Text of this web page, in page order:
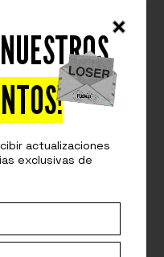
actualizaciones
exclusivas de
STORIES
LA COMPRA
un error en la compra
advertencia y enseñó
2024